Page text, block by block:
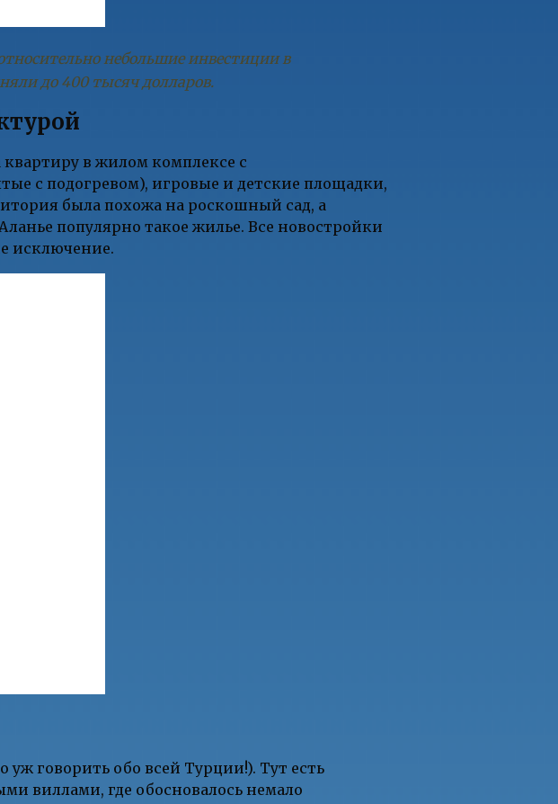
небольшие инвестиции в
до 400 тысяч долларов.
квартиру в жилом комплексе с
с подогревом), игровые и детские площадки,
была похожа на роскошный сад, а
популярно такое жилье. Все новостройки
исключение.
говорить обо всей Турции!). Тут есть
виллами, где обосновалось немало